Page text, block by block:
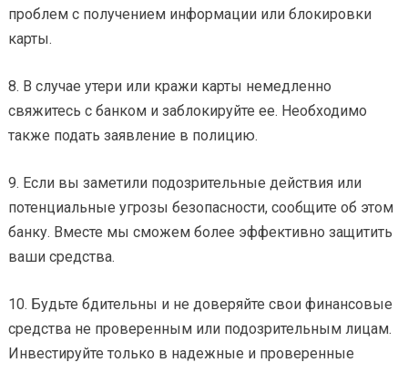
проблем с получением информации или блокировки
карты.
8. В случае утери или кражи карты немедленно
свяжитесь с банком и заблокируйте ее. Необходимо
также подать заявление в полицию.
9. Если вы заметили подозрительные действия или
потенциальные угрозы безопасности, сообщите об этом
банку. Вместе мы сможем более эффективно защитить
ваши средства.
10. Будьте бдительны и не доверяйте свои финансовые
средства не проверенным или подозрительным лицам.
Инвестируйте только в надежные и проверенные